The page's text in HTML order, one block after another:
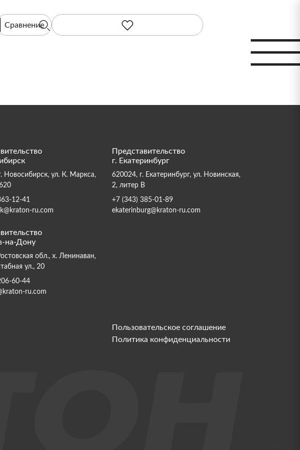
Сравнение
Новосибирск, ул. К. Маркса,
12-41
ru.com
Представительство
г. Екатеринбург
620024, г. Екатеринбург, ул. Новинская,
2, литер В
+7 (343) 385-01-89
ekaterinburg@kraton-ru.com
на-Дону
обл., х. Ленинаван,
ул., 20
60-44
ru.com
Пользовательское соглашение
Политика конфиденциальности